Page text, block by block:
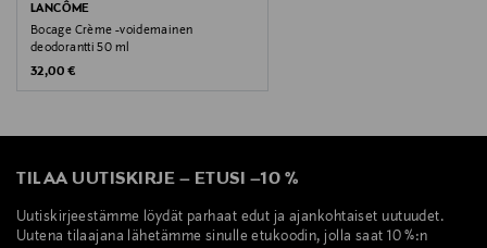
LANCÔME
Bocage Crème -voidemainen
deodorantti 50 ml
Original Price
32,00 €
TILAA UUTISKIRJE – ETUSI –10 %
Uutiskirjeestämme löydät parhaat edut ja ajankohtaiset uutuudet.
Uutena tilaajana lähetämme sinulle etukoodin, jolla saat 10 %:n